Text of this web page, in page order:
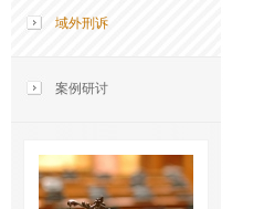
域外刑诉
案例研讨